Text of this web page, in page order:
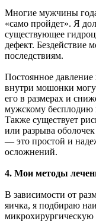
Многие мужчины
«само пройдет». Я
существующее
дефект. Бездействие
последствиям.
Постоянное
внутри мошонки
его в размерах и
мужскому бесплодию
Также существует
или разрыва
— это простой и
осложнений.
4. Мои методы
В зависимости от
яичка, я подбираю